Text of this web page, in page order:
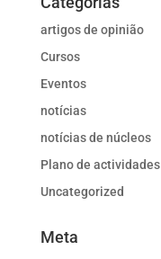
artigos de opinião
Cursos
Eventos
notícias
notícias de núcleos
Plano de actividades
Uncategorized
Meta